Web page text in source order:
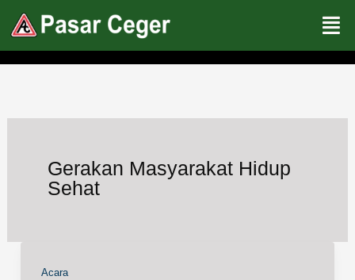
Lewati
ke
konten
Gerakan Masyarakat Hidup
Sehat
Acara